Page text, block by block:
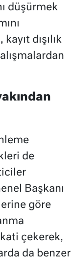
düşürmek
dışılık
de
Başkanı
göre
çekerek,
da benzer